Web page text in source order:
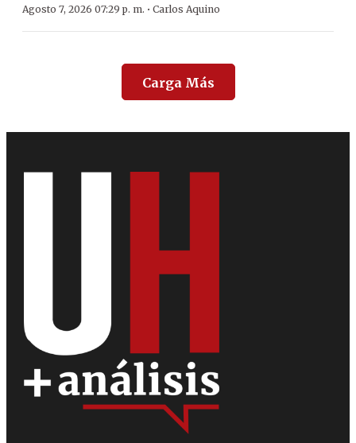
Agosto 7, 2026 07:29 p. m. · Carlos Aquino
Carga Más